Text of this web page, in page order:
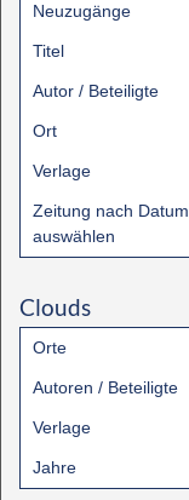
Neuzugänge
Titel
Autor / Beteiligte
Ort
Verlage
Zeitung nach Datum
auswählen
Clouds
Orte
Autoren / Beteiligte
Verlage
Jahre